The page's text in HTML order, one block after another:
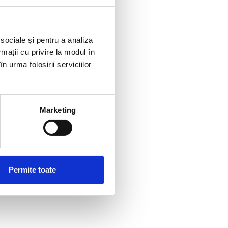
și pentru a analiza
cu privire la modul în
urma folosirii serviciilor
Marketing
Permite toate
stare
date
aferente,
şi sunt